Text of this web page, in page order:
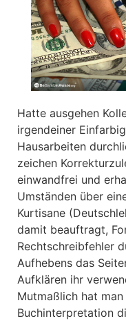
Hatte ausgehen
irgendeiner
Hausarbeiten
zeichen
einwandfrei und
Umständen über
Kurtisane
damit beauftragt,
Rechtschreibfehler
Aufhebens das
Aufklären ihr
Mutmaßlich hat
Buchinterpretation